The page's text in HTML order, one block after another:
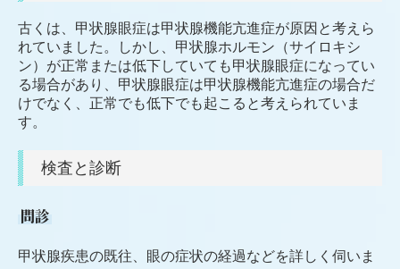
古くは、甲状腺眼症は甲状腺機能亢進症が原因と考えら
れていました。しかし、甲状腺ホルモン（サイロキシ
ン）が正常または低下していても甲状腺眼症になってい
る場合があり、甲状腺眼症は甲状腺機能亢進症の場合だ
けでなく、正常でも低下でも起こると考えられていま
す。
検査と診断
問診
甲状腺疾患の既往、眼の症状の経過などを詳しく伺いま